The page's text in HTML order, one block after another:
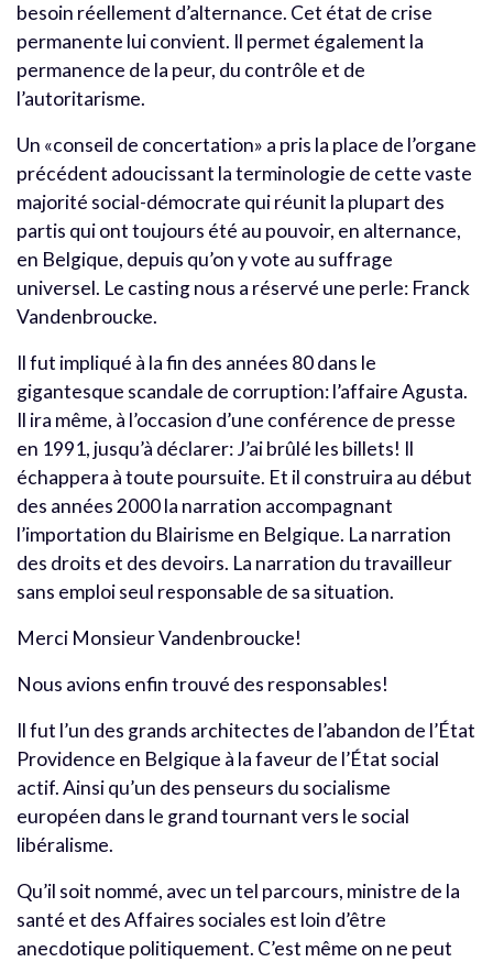
besoin réellement d’alternance. Cet état de crise
permanente lui convient. Il permet également la
permanence de la peur, du contrôle et de
l’autoritarisme.
Un «conseil de concertation» a pris la place de l’organe
précédent adoucissant la terminologie de cette vaste
majorité social-démocrate qui réunit la plupart des
partis qui ont toujours été au pouvoir, en alternance,
en Belgique, depuis qu’on y vote au suffrage
universel. Le casting nous a réservé une perle: Franck
Vandenbroucke.
Il fut impliqué à la fin des années 80 dans le
gigantesque scandale de corruption: l’affaire Agusta.
Il ira même, à l’occasion d’une conférence de presse
en 1991, jusqu’à déclarer: J’ai brûlé les billets! Il
échappera à toute poursuite. Et il construira au début
des années 2000 la narration accompagnant
l’importation du Blairisme en Belgique. La narration
des droits et des devoirs. La narration du travailleur
sans emploi seul responsable de sa situation.
Merci Monsieur Vandenbroucke!
Nous avions enfin trouvé des responsables!
Il fut l’un des grands architectes de l’abandon de l’État
Providence en Belgique à la faveur de l’État social
actif. Ainsi qu’un des penseurs du socialisme
européen dans le grand tournant vers le social
libéralisme.
Qu’il soit nommé, avec un tel parcours, ministre de la
santé et des Affaires sociales est loin d’être
anecdotique politiquement. C’est même on ne peut